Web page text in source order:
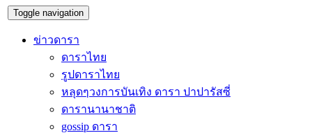
Toggle navigation
ข่าวดารา
ดาราไทย
รูปดาราไทย
หลุดๆวงการบันเทิง ดารา ปาปารัสซี่
ดารานานาชาติ
gossip ดารา